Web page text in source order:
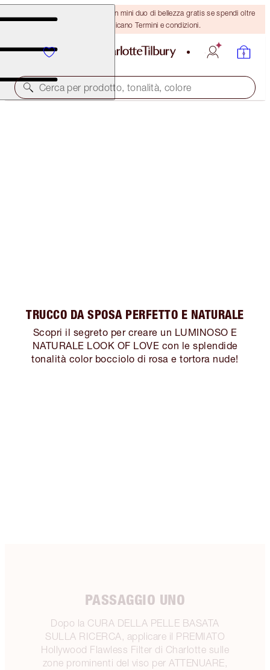
ULTIMA OCCASIONE! Ricevi un mini duo di bellezza gratis se spendi oltre
110 €! Si applicano Termini e condizioni.
Cerca per prodotto, tonalità, colore
TRUCCO DA SPOSA PERFETTO E NATURALE
Scopri il segreto per creare un LUMINOSO E
NATURALE LOOK OF LOVE con le splendide
tonalità color bocciolo di rosa e tortora nude!
PASSAGGIO UNO
Dopo la CURA DELLA PELLE BASATA
SULLA RICERCA, applicare il PREMIATO
Hollywood Flawless Filter di Charlotte sulle
zone prominenti del viso per ATTENUARE,